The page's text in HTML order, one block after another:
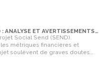
ANALYSE ET AVERTISSEMENTS
Social Send (SEND).
métriques financières et
soulèvent de graves doutes
2026.